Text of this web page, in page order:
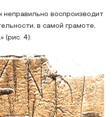
воспроизводит
в самой грамоте,
(рис. 4).